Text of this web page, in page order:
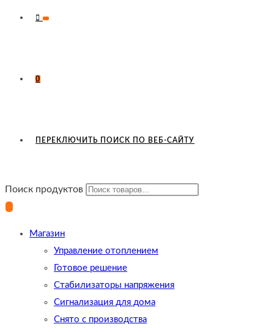
0
ПЕРЕКЛЮЧИТЬ ПОИСК ПО ВЕБ-САЙТУ
Поиск продуктов
Магазин
Управление отоплением
Готовое решение
Cтабилизаторы напряжения
Сигнализация для дома
Снято с производства